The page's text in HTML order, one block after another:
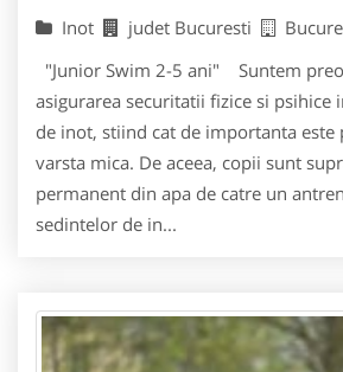
Inot judet Bucuresti
"Junior Swim 2-5 ani" Suntem
asigurarea securitatii fizice si psihice
de inot, stiind cat de importanta este
varsta mica. De aceea, copii sunt
permanent din apa de catre un
sedintelor de in...